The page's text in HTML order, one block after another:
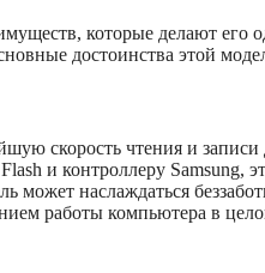
которые делают
достоинства этой
скорость чтения и
и контроллеру Samsung,
может наслаждаться
работы компьютера в